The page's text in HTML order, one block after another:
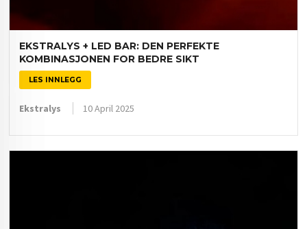
EKSTRALYS + LED BAR: DEN PERFEKTE
KOMBINASJONEN FOR BEDRE SIKT
LES INNLEGG
Ekstralys 10 April 2025